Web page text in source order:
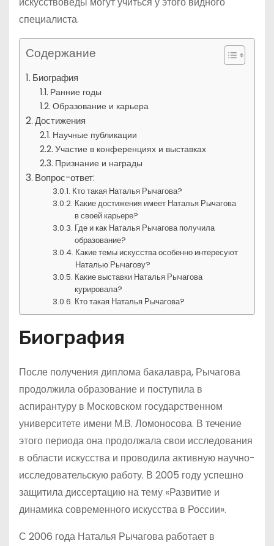
специалиста.
Содержание
Биография
Ранние годы
Образование и карьера
Достижения
Научные публикации
Участие в конференциях и выставках
Признание и награды
Вопрос-ответ:
Кто такая Наталья Рычагова?
Какие достижения имеет Наталья Рычагова
в своей карьере?
Где и как Наталья Рычагова получила
образование?
Какие темы искусства особенно интересуют
Наталью Рычагову?
Какие выставки Наталья Рычагова
курировала?
Кто такая Наталья Рычагова?
Биография
После получения диплома бакалавра, Рычагова
продолжила образование и поступила в
аспирантуру в Московском государственном
университете имени М.В. Ломоносова. В течение
этого периода она продолжала свои исследования
в области искусства и проводила активную научно-
исследовательскую работу. В 2005 году успешно
защитила диссертацию на тему «Развитие и
динамика современного искусства в России».
С 2006 года Наталья Рычагова работает в